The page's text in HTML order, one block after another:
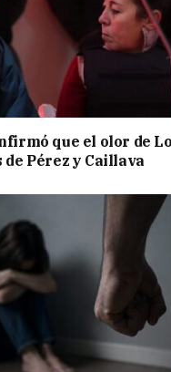
que el olor de
Pérez y Caillava